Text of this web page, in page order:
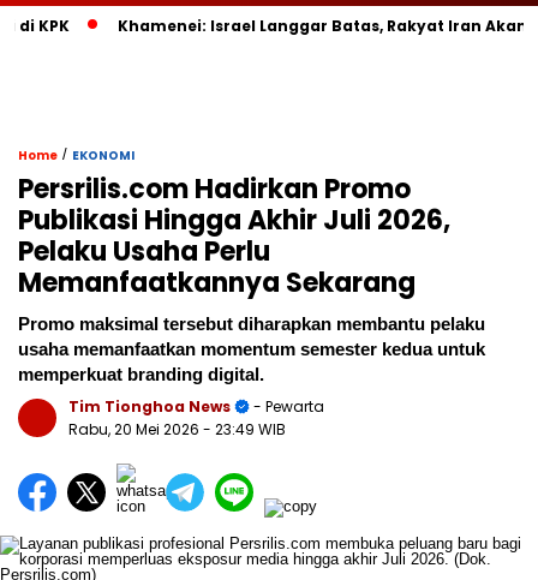
Khamenei: Israel Langgar Batas, Rakyat Iran Akan
Home / EKONOMI
Persrilis.com Hadirkan Promo
Publikasi Hingga Akhir Juli 2026,
Pelaku Usaha Perlu
Memanfaatkannya Sekarang
Promo maksimal tersebut diharapkan membantu pelaku
usaha memanfaatkan momentum semester kedua untuk
memperkuat branding digital.
Tim Tionghoa News
- Pewarta
Rabu, 20 Mei 2026 - 23:49 WIB